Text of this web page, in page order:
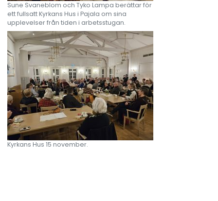
Sune Svaneblom och Tyko Lampa berättar för
ett fullsatt Kyrkans Hus i Pajala om sina
upplevelser från tiden i arbetsstugan.
Kyrkans Hus 15 november.